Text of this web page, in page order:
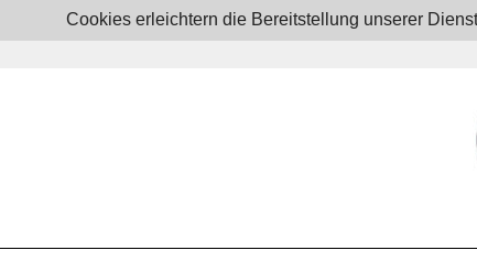
to
JoystickZ
Cookies erleichtern die Bereitstellung unserer